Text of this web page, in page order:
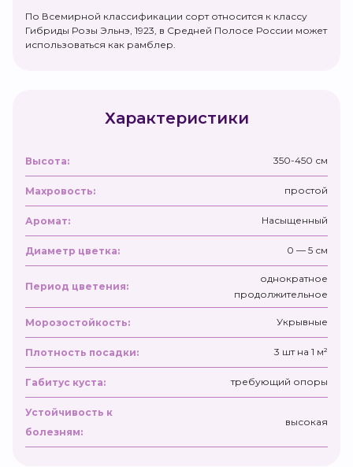
По Всемирной классификации сорт относится к классу
Гибриды Розы Эльнэ, 1923, в Средней Полосе России может
использоваться как рамблер.
Характеристики
Высота: 350-450 см
Махровость: простой
Аромат: Насыщенный
Диаметр цветка: 0 — 5 см
Период цветения:
однократное
продолжительное
Морозостойкость: Укрывные
Плотность посадки: 3 шт на 1 м²
Габитус куста: требующий опоры
Устойчивость к
болезням:
высокая